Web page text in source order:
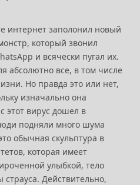
интернет заполонил новый
который звонил
и всячески пугал их.
абсолютно все, в том числе
Но правда это или нет,
изначально она
этот вирус дошел в
подняли много шума
обычная скульптура в
которая имеет
улыбкой, тело
Действительно,